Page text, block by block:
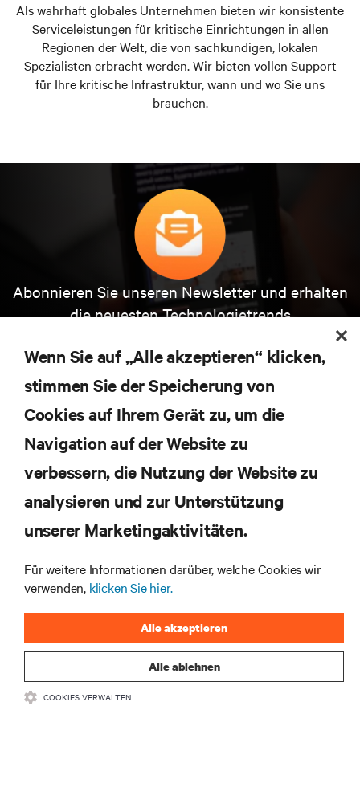
Als wahrhaft globales Unternehmen bieten wir konsistente
Serviceleistungen für kritische Einrichtungen in allen
Regionen der Welt, die von sachkundigen, lokalen
Spezialisten erbracht werden. Wir bieten vollen Support
für Ihre kritische Infrastruktur, wann und wo Sie uns
brauchen.
Abonnieren Sie unseren Newsletter und erhalten
die neuesten Technologietrends
Themen der Branche, mit aktuellen Diskussionen
und Einblicken von Experten in das
Rechenzentrums- und Infrastrukturmanagement.
JETZT ANMELDEN
RESSOURCEN
SUPPORT
UNTERNEHMEN
BLEIBEN SIE MIT UNS IN KONTAKT
Wenn Sie auf „Alle akzeptieren“ klicken,
stimmen Sie der Speicherung von
Cookies auf Ihrem Gerät zu, um die
Navigation auf der Website zu
verbessern, die Nutzung der Website zu
analysieren und zur Unterstützung
unserer Marketingaktivitäten.
Für weitere Informationen darüber, welche Cookies wir
verwenden, klicken Sie hier.
Alle ablehnen
Alle akzeptieren
COOKIES VERWALTEN